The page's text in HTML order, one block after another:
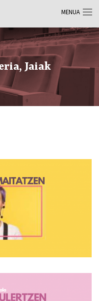
Jaiak
MENUA